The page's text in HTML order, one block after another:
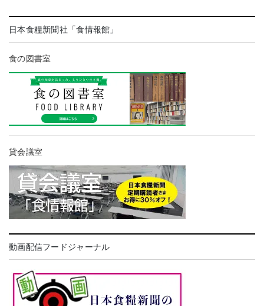
日本食糧新聞社「食情報館」
食の図書室
貸会議室
動画配信フードジャーナル